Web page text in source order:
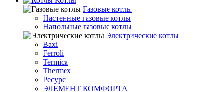
Гaзовые котлы
Настенные газовые котлы
Напольные газовые котлы
Электрические котлы
Baxi
Ferroli
Termica
Thermex
Ресурс
ЭЛЕМЕНТ КОМФОРТА